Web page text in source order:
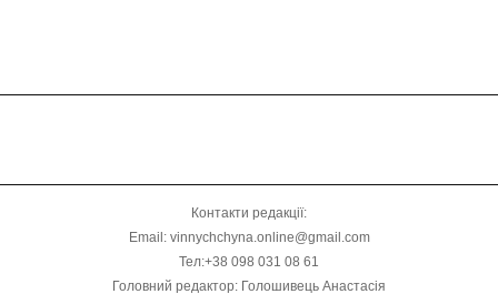
Контакти редакції:
Email: vinnychchyna.online@gmail.com
Тел:+38 098 031 08 61
Головний редактор: Голошивець Анастасія